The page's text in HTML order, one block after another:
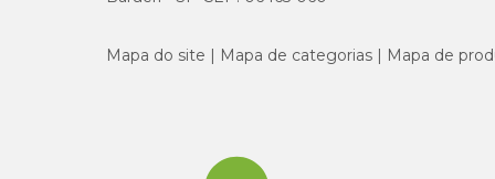
Mapa do site Mapa de categorias Mapa de